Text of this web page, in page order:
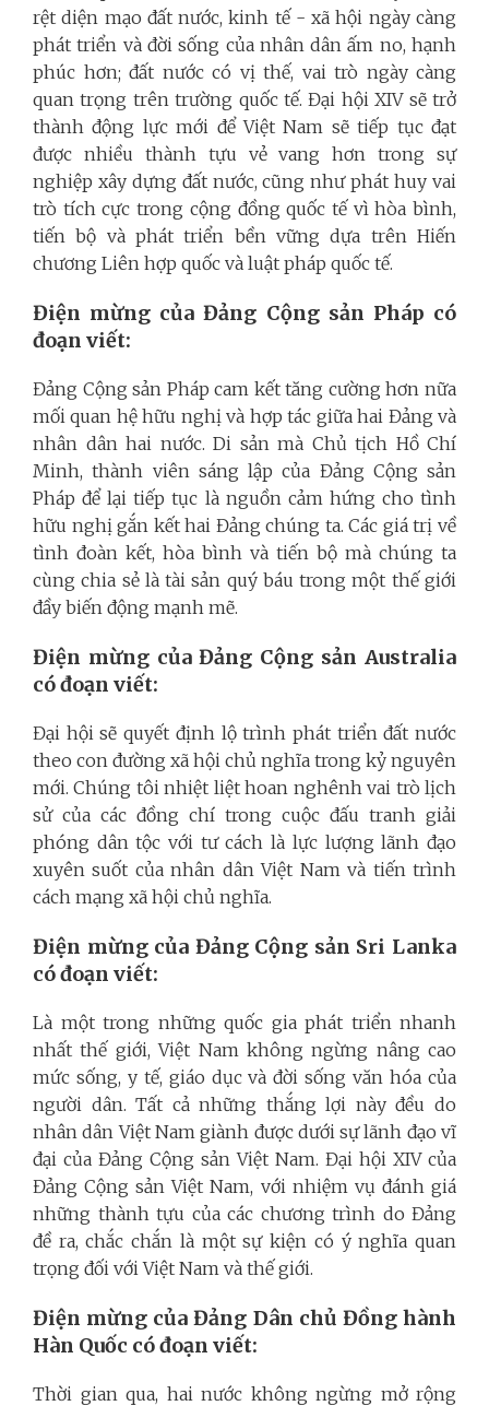
rệt diện mạo đất nước, kinh tế - xã hội ngày càng
phát triển và đời sống của nhân dân ấm no, hạnh
phúc hơn; đất nước có vị thế, vai trò ngày càng
quan trọng trên trường quốc tế. Đại hội XIV sẽ trở
thành động lực mới để Việt Nam sẽ tiếp tục đạt
được nhiều thành tựu vẻ vang hơn trong sự
nghiệp xây dựng đất nước, cũng như phát huy vai
trò tích cực trong cộng đồng quốc tế vì hòa bình,
tiến bộ và phát triển bền vững dựa trên Hiến
chương Liên hợp quốc và luật pháp quốc tế.
Điện mừng của Đảng Cộng sản Pháp có
đoạn viết:
Đảng Cộng sản Pháp cam kết tăng cường hơn nữa
mối quan hệ hữu nghị và hợp tác giữa hai Đảng và
nhân dân hai nước. Di sản mà Chủ tịch Hồ Chí
Minh, thành viên sáng lập của Đảng Cộng sản
Pháp để lại tiếp tục là nguồn cảm hứng cho tình
hữu nghị gắn kết hai Đảng chúng ta. Các giá trị về
tình đoàn kết, hòa bình và tiến bộ mà chúng ta
cùng chia sẻ là tài sản quý báu trong một thế giới
đầy biến động mạnh mẽ.
Điện mừng của Đảng Cộng sản Australia
có đoạn viết:
Đại hội sẽ quyết định lộ trình phát triển đất nước
theo con đường xã hội chủ nghĩa trong kỷ nguyên
mới. Chúng tôi nhiệt liệt hoan nghênh vai trò lịch
sử của các đồng chí trong cuộc đấu tranh giải
phóng dân tộc với tư cách là lực lượng lãnh đạo
xuyên suốt của nhân dân Việt Nam và tiến trình
cách mạng xã hội chủ nghĩa.
Điện mừng của Đảng Cộng sản Sri Lanka
có đoạn viết:
Là một trong những quốc gia phát triển nhanh
nhất thế giới, Việt Nam không ngừng nâng cao
mức sống, y tế, giáo dục và đời sống văn hóa của
người dân. Tất cả những thắng lợi này đều do
nhân dân Việt Nam giành được dưới sự lãnh đạo vĩ
đại của Đảng Cộng sản Việt Nam. Đại hội XIV của
Đảng Cộng sản Việt Nam, với nhiệm vụ đánh giá
những thành tựu của các chương trình do Đảng
đề ra, chắc chắn là một sự kiện có ý nghĩa quan
trọng đối với Việt Nam và thế giới.
Điện mừng của Đảng Dân chủ Đồng hành
Hàn Quốc có đoạn viết:
Thời gian qua, hai nước không ngừng mở rộng